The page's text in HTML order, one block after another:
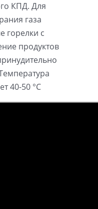
КПД. Для
газа
горелки с
продуктов
40-50 °C